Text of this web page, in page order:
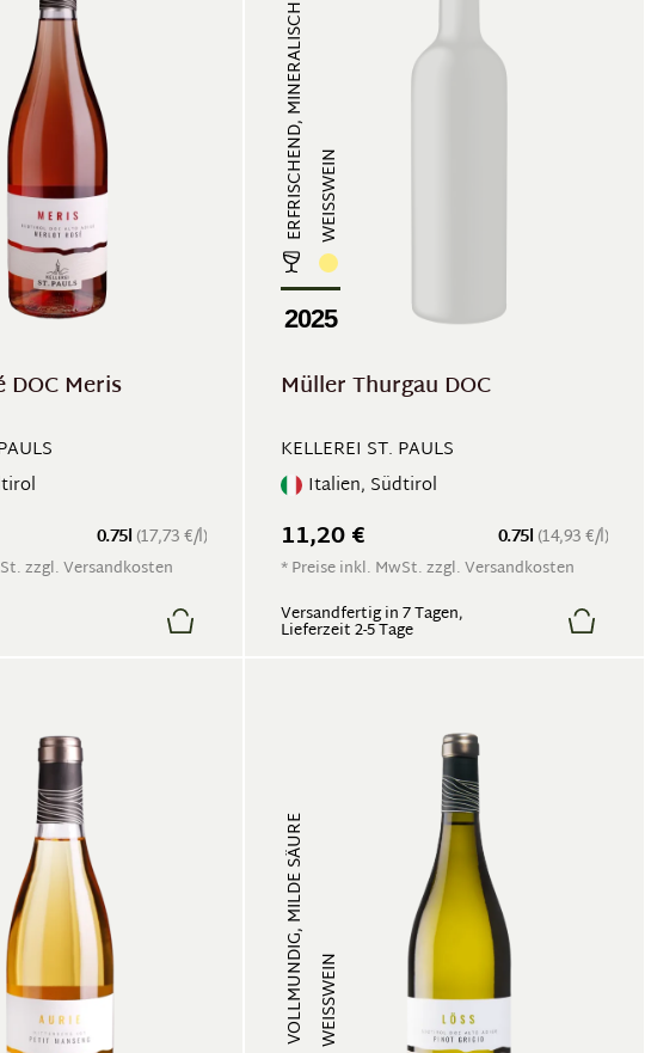
DOC Meris
0.75l (17,73 €/l)
zzgl. Versandkosten
ERFRISCHEND, MINERALISCH WEISSWEIN
2025
Müller Thurgau DOC
KELLEREI ST. PAULS
Italien, Südtirol
0.75l (14,93 €/l)
11,20 €
* Preise inkl. MwSt. zzgl. Versandkosten
Versandfertig in 7 Tagen,
Lieferzeit 2-5 Tage
VOLLMUNDIG, MILDE SÄURE WEISSWEIN